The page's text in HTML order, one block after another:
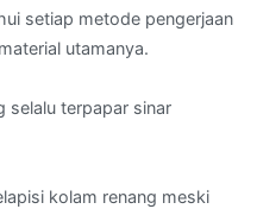
setiap metode pengerjaan
utamanya.
selalu terpapar sinar
kolam renang meski